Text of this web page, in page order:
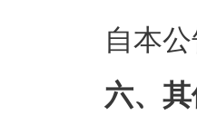
自本
六、